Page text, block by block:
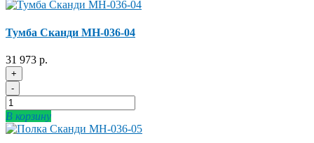
Тумба Сканди МН-036-04
31 973 р.
+
-
В корзину